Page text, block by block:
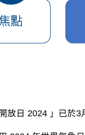
開放日 2024 」已於